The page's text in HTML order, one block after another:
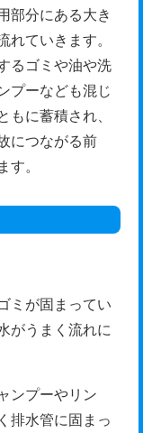
部分にある大き
ていきます。
るゴミや油や洗
プーなども混じ
に蓄積され、
につながる前
。
ミが固まってい
がうまく流れに
ンプーやリン
排水管に固まっ